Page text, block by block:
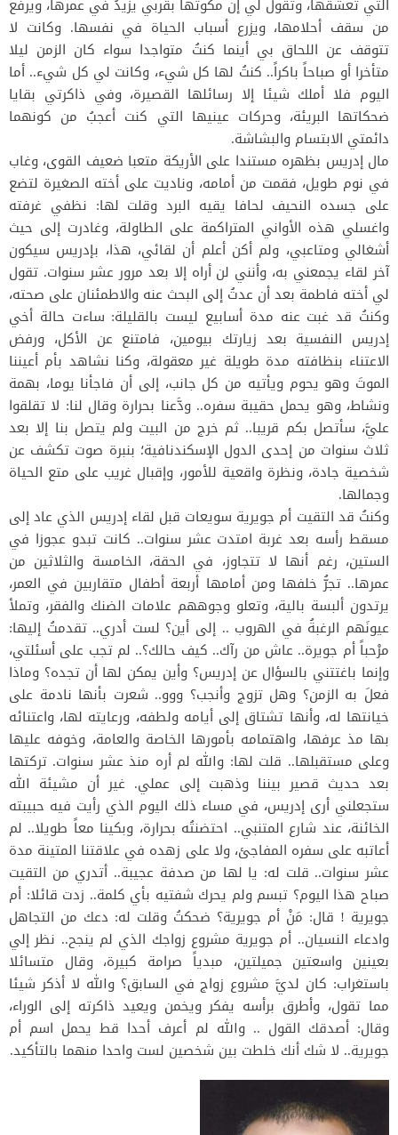
التي تعشقها، وتقول لي إن مكوثها بقربي يزيدُ في عمرها، ويرفع
من سقف أحلامها، ويزرع أسباب الحياة في نفسها. وكانت لا
تتوقف عن اللحاق بي أينما كنتُ متواجدا سواء كان الزمن ليلا
متأخرا أو صباحاً باكراً.. كنتُ لها كل شيء، وكانت لي كل شيء.. أما
اليوم فلا أملك شيئا إلا رسائلها القصيرة، وفي ذاكرتي بقايا
ضحكاتها البريئة، وحركات عينيها التي كنت أعجبُ من كونهما
دائمتي الابتسام والبشاشة.
مال إدريس بظهره مستندا على الأريكة متعبا ضعيف القوى، وغاب
في نوم طويل، فقمت من أمامه، وناديت على أخته الصغيرة لتضع
على جسده النحيف لحافا يقيه البرد وقلت لها: نظفي غرفته
واغسلي هذه الأواني المتراكمة على الطاولة، وغادرت إلى حيث
أشغالي ومتاعبي، ولم أكن أعلم أن لقائي، هذا، بإدريس سيكون
آخر لقاء يجمعني به، وأنني لن أراه إلا بعد مرور عشر سنوات. تقول
لي أخته فاطمة بعد أن عدتُ إلى البحث عنه والاطمئنان على صحته،
وكنتُ قد غبت عنه مدة أسابيع ليست بالقليلة: ساءت حالة أخي
إدريس النفسية بعد زيارتك بيومين، فامتنع عن الأكل، ورفض
الاعتناء بنظافته مدة طويلة غير معقولة، وكنا نشاهد بأم أعيننا
الموتَ وهو يحوم ويأتيه من كل جانب، إلى أن فاجأنا يوما، بهمة
ونشاط، وهو يحمل حقيبة سفره.. ودَّعنا بحرارة وقال لنا: لا تقلقوا
عليَّ، سأتصل بكم قريبا.. ثم خرج من البيت ولم يتصل بنا إلا بعد
ثلاث سنوات من إحدى الدول الإسكندنافية؛ بنبرة صوت تكشف عن
شخصية جادة، ونظرة واقعية للأمور، وإقبال غريب على متع الحياة
وجمالها.
وكنتُ قد التقيت أم جويرية سويعات قبل لقاء إدريس الذي عاد إلى
مسقط رأسه بعد غربة امتدت عشر سنوات.. كانت تبدو عجوزا في
الستين، رغم أنها لا تتجاوز، في الحقة، الخامسة والثلاثين من
عمرها.. تجرُّ خلفها ومن أمامها أربعة أطفال متقاربين في العمر،
يرتدون ألبسة بالية، وتعلو وجوههم علامات الضنك والفقر، وتملأ
عيونَهم الرغبةُ في الهروب .. إلى أين؟ لست أدري.. تقدمتُ إليها:
مرْحباً أم جويرة.. عاش من رآك.. كيف حالك؟.. لم تجب على أسئلتي،
وإنما باغتتني بالسؤال عن إدريس؟ وأين يمكن لها أن تجده؟ وماذا
فعلَ به الزمن؟ وهل تزوج وأنجب؟ ووو.. شعرت بأنها نادمة على
خيانتها له، وأنها تشتاق إلى أيامه ولطفه، ورعايته لها، واعتنائه
بها مذ عرفها، واهتمامه بأمورها الخاصة والعامة، وخوفه عليها
وعلى مستقبلها.. قلت لها: والله لم أره منذ عشر سنوات. تركتها
بعد حديث قصير بيننا وذهبت إلى عملي. غير أن مشيئة الله
ستجعلني أرى إدريس، في مساء ذلك اليوم الذي رأيت فيه حبيبته
الخائنة، عند شارع المتنبي.. احتضنتُه بحرارة، وبكينا معاً طويلا.. لم
أعاتبه على سفره المفاجئ، ولا على زهده في علاقتنا المتينة مدة
عشر سنوات.. قلت له: يا لها من صدفة عجيبة.. أتدري من التقيت
صباح هذا اليوم؟ تبسم ولم يحرك شفتيه بأي كلمة.. زدت قائلا: أم
جويرية ! قال: مَنْ أم جويرية؟ ضحكتُ وقلت له: دعك من التجاهل
وادعاء النسيان.. أم جويرية مشروع زواجك الذي لم ينجح.. نظر إلي
بعينين واسعتين جميلتين، مبدياً صرامة كبيرة، وقال متسائلا
باستغراب: كان لديَّ مشروع زواج في السابق؟ والله لا أذكر شيئا
مما تقول، وأطرق برأسه يفكر ويخمن ويعيد ذاكرته إلى الوراء،
وقال: أصدقك القول .. والله لم أعرف أحدا قط يحمل اسم أم
جويرية.. لا شك أنك خلطت بين شخصين لست واحدا منهما بالتأكيد.